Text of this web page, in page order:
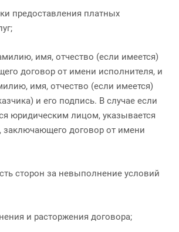
предоставления платных
имя, отчество (если имеется)
договор от имени исполнителя, и
имя, отчество (если имеется)
и его подпись. В случае если
юридическим лицом, указывается
заключающего договор от имени
сторон за невыполнение условий
и расторжения договора;